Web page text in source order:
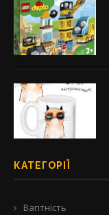
КАТЕГОРІЇ
Вагітність